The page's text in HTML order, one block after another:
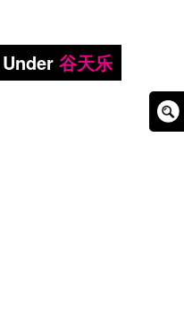
谷天乐